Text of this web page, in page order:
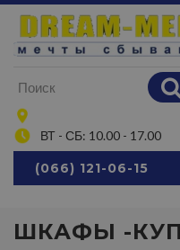
ВТ - СБ: 10.00 - 17.00
(066) 121-06-15
ШКАФЫ -